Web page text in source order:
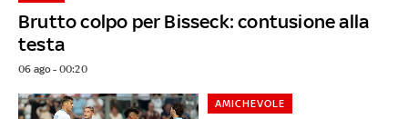
Brutto colpo per Bisseck: contusione alla
testa
06 ago - 00:20
AMICHEVOLE